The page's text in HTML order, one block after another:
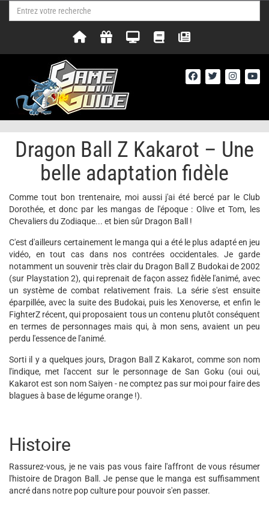
Dragon Ball Z Kakarot – Une
belle adaptation fidèle
Comme tout bon trentenaire, moi aussi j'ai été bercé par le Club
Dorothée, et donc par les mangas de l'époque : Olive et Tom, les
Chevaliers du Zodiaque... et bien sûr Dragon Ball !
C'est d'ailleurs certainement le manga qui a été le plus adapté en jeu
vidéo, en tout cas dans nos contrées occidentales. Je garde
notamment un souvenir très clair du Dragon Ball Z Budokai de 2002
(sur Playstation 2), qui reprenait de façon assez fidèle l'animé, avec
un système de combat relativement frais. La série s'est ensuite
éparpillée, avec la suite des Budokai, puis les Xenoverse, et enfin le
FighterZ récent, qui proposaient tous un contenu plutôt conséquent
en termes de personnages mais qui, à mon sens, avaient un peu
perdu l'essence de l'animé.
Sorti il y a quelques jours, Dragon Ball Z Kakarot, comme son nom
l'indique, met l'accent sur le personnage de San Goku (oui oui,
Kakarot est son nom Saiyen - ne comptez pas sur moi pour faire des
blagues à base de légume orange !).
Histoire
Rassurez-vous, je ne vais pas vous faire l'affront de vous résumer
l'histoire de Dragon Ball. Je pense que le manga est suffisamment
ancré dans notre pop culture pour pouvoir s'en passer.